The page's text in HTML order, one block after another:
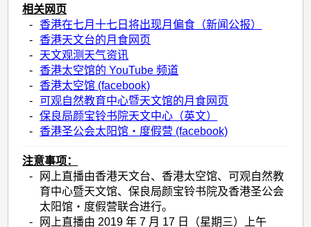
相关网页
-
香港在七月十七日将出现月偏食（新闻公报）
-
香港天文台的月食网页
-
天文观测天气资讯
-
香港太空馆的 YouTube 频道
-
香港太空馆 (facebook)
-
可观自然教育中心暨天文馆的月食网页
-
保良局颜宝铃书院天文中心（英文）
-
香港圣公会太阳馆‧度假营 (facebook)
注意事项：
-
网上直播由香港天文台、香港太空馆、可观自然教
育中心暨天文馆、保良局颜宝铃书院及香港圣公会
太阳馆‧度假营联合进行。
-
网上直播由 2019 年 7 月 17 日（星期三）上午